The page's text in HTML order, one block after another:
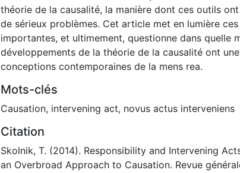
théorie de la causalité, la manière dont ces outils
de sérieux problèmes. Cet article met en lumière
importantes, et ultimement, questionne dans quelle
développements de la théorie de la causalité ont
conceptions contemporaines de la mens rea.
Mots-clés
Causation, intervening act, novus actus interveniens
Citation
Skolnik, T. (2014). Responsibility and Intervening
an Overbroad Approach to Causation. Revue